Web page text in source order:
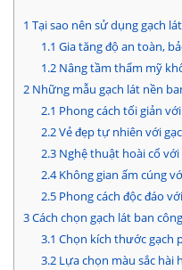
1 Tại sao nên sử dụng gạch
1.1 Gia tăng độ an toàn,
1.2Nâng tầm thẩm mỹ
2 Những mẫu gạch lát nền
2.1 Phong cách tối giản
2.2Vẻ đẹp tự nhiên với
2.3Nghệ thuật hoài cổ với
2.4Không gian ấm cúng
2.5Phong cách độc đáo
3Cách chọn gạch lát ban
3.1 Chọn kích thước gạch
3.2Lựa chọn màu sắc hài